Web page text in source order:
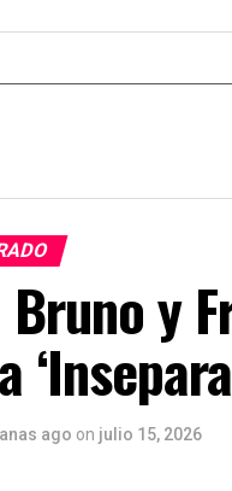
y
ago on julio 15, 2026